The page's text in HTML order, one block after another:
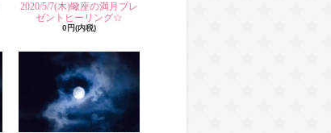
2020/5/7(木)蠍座の満月プレ
ゼントヒーリング☆
0円(内税)